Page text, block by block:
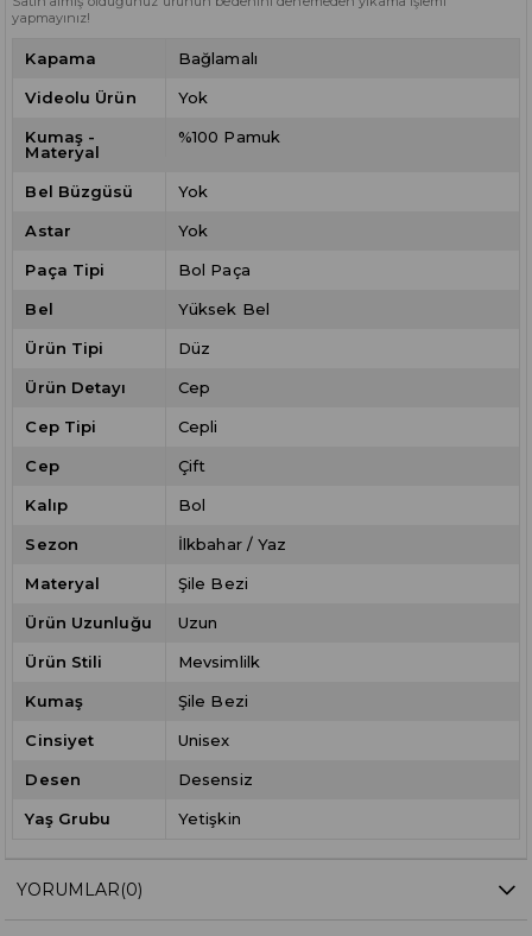
yapmayınız!
Kapama Bağlamalı
Videolu Ürün Yok
Kumaş -
Materyal
%100 Pamuk
Bel Büzgüsü Yok
Astar Yok
Paça Tipi Bol Paça
Bel Yüksek Bel
Ürün Tipi Düz
Ürün Detayı Cep
Cep Tipi Cepli
Cep Çift
Kalıp Bol
Sezon İlkbahar / Yaz
Materyal Şile Bezi
Ürün Uzunluğu Uzun
Ürün Stili Mevsimlilk
Kumaş Şile Bezi
Cinsiyet Unisex
Desen Desensiz
Yaş Grubu Yetişkin
YORUMLAR(0)